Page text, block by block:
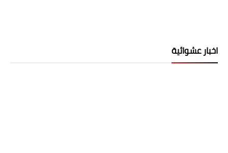
اخبار عشوائية